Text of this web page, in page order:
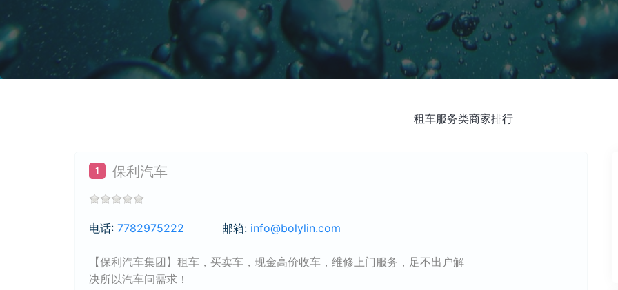
租车服务类商家排行
1 保利汽车
电话: 7782975222 邮箱: info@bolylin.com
【保利汽车集团】租车，买卖车，现金高价收车，维修上门服务，足不出户解
决所以汽车问需求！